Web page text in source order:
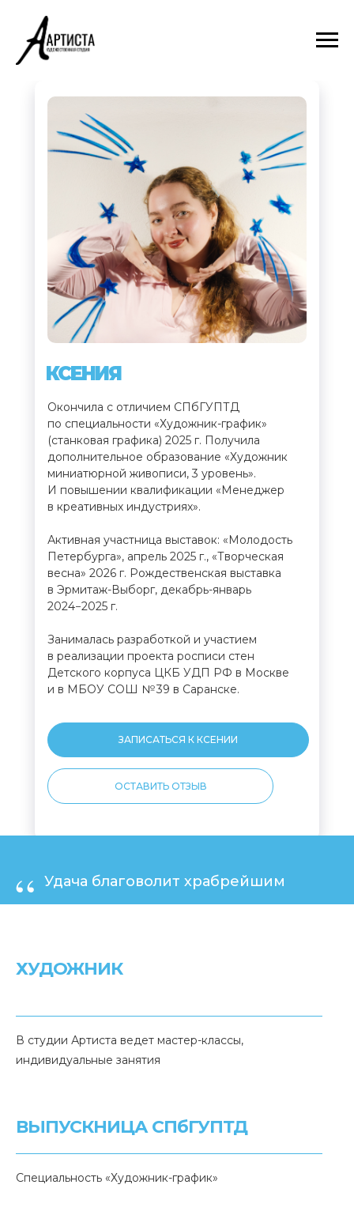
ЗАПИСАТЬСЯ К КСЕНИИ
ОСТАВИТЬ ОТЗЫВ
Окончила с отличием СПбГУПТД
по специальности «Художник-график»
(станковая графика) 2025 г. Получила
дополнительное образование «Художник
миниатюрной живописи, 3 уровень».
И повышении квалификации «Менеджер
в креативных индустриях».
Активная участница выставок: «Молодость
Петербурга», апрель 2025 г., «Творческая
весна» 2026 г. Рождественская выставка
в Эрмитаж-Выборг, декабрь-январь
2024−2025 г.
Занималась разработкой и участием
в реализации проекта росписи стен
Детского корпуса ЦКБ УДП РФ в Москве
и в МБОУ СОШ № 39 в Саранске.
КСЕНИЯ
“ Удача благоволит храбрейшим
ХУДОЖНИК
В студии Артиста ведет мастер-классы,
индивидуальные занятия
ВЫПУСКНИЦА СПбГУПТД
Специальность «Художник-график»